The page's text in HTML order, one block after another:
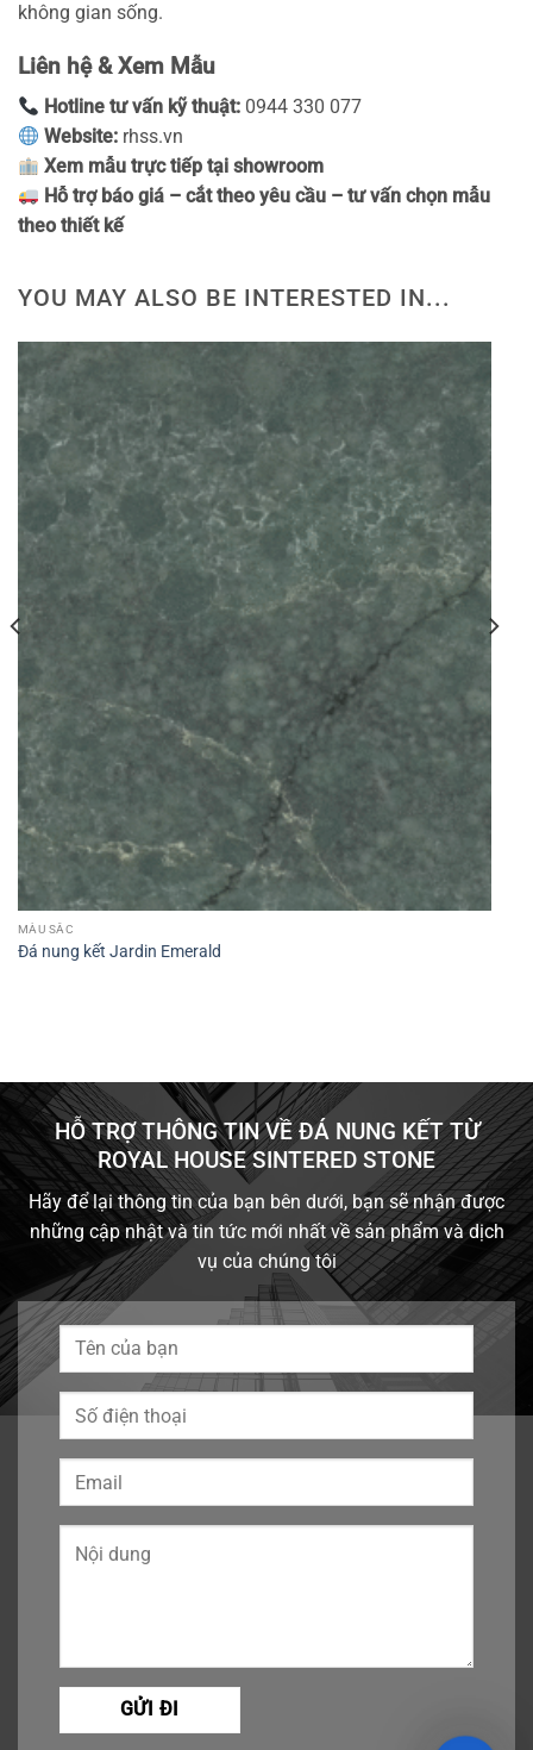
không gian sống.
Liên hệ & Xem Mẫu
Hotline tư vấn kỹ thuật: 0944 330 077
Website: rhss.vn
Xem mẫu trực tiếp tại showroom
Hỗ trợ báo giá – cắt theo yêu cầu – tư vấn chọn mẫu
theo thiết kế
YOU MAY ALSO BE INTERESTED IN...
MÀU SẮC
Đá nung kết Jardin Emerald
HỖ TRỢ THÔNG TIN VỀ ĐÁ NUNG KẾT TỪ
ROYAL HOUSE SINTERED STONE
Hãy để lại thông tin của bạn bên dưới, bạn sẽ nhận được
những cập nhật và tin tức mới nhất về sản phẩm và dịch
vụ của chúng tôi